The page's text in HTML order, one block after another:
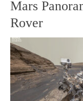
Mars
Rover